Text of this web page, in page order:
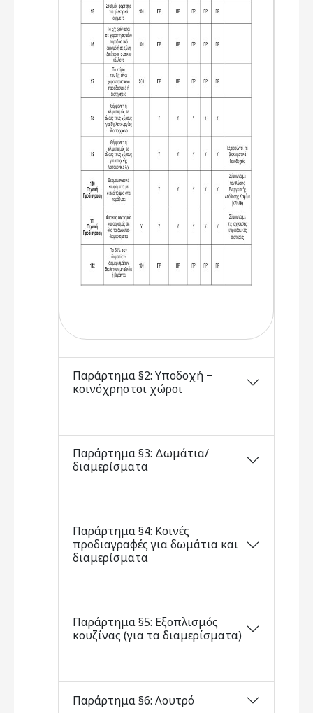
Παράρτημα §2: Υποδοχή −
κοινόχρηστοι χώροι
Παράρτημα §3: Δωμάτια/
διαμερίσματα
Παράρτημα §4: Κοινές
προδιαγραφές για δωμάτια και
διαμερίσματα
Παράρτημα §5: Εξοπλισμός
κουζίνας (για τα διαμερίσματα)
Παράρτημα §6: Λουτρό